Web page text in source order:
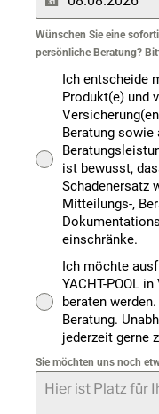
Wünschen Sie eine
persönliche Beratung?
Ich entscheide
Produkt(e) und
Beratung
ist bewusst,
Schadenersatz
Mitteilungs-,
einschränke.
Ich möchte
YACHT-POOL
beraten
Beratung.
jederzeit gerne
Sie möchten uns noch